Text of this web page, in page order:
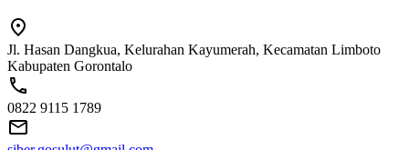
Jl. Hasan Dangkua, Kelurahan Kayumerah, Kecamatan Limboto
Kabupaten Gorontalo
0822 9115 1789